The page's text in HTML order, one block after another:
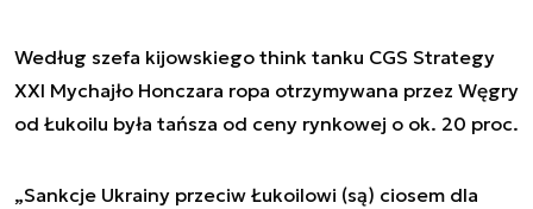
Według szefa kijowskiego think tanku CGS Strategy
XXI Mychajło Honczara ropa otrzymywana przez Węgry
od Łukoilu była tańsza od ceny rynkowej o ok. 20 proc.
„Sankcje Ukrainy przeciw Łukoilowi (są) ciosem dla